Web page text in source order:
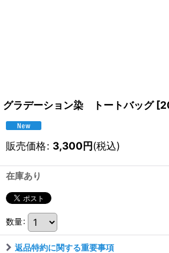
グラデーション染 トートバッグ [
販売価格: 3,300円(税込)
在庫あり
数量:
返品特約に関する重要事項